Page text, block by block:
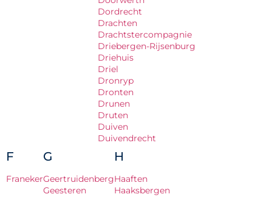
Dordrecht
Drachten
Drachtstercompagnie
Driebergen-Rijsenburg
Driehuis
Driel
Dronryp
Dronten
Drunen
Druten
Duiven
Duivendrecht
F
Franeker
G
Geertruidenberg
Geesteren
H
Haaften
Haaksbergen